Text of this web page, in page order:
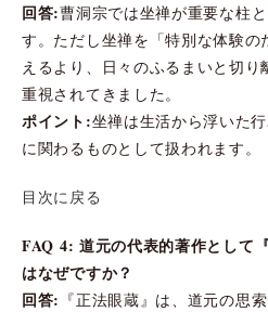
回答:曹洞宗では坐禅が重要な柱
す。ただし坐禅を「特別な体験の
えるより、日々のふるまいと切
重視されてきました。
ポイント:坐禅は生活から浮いた
に関わるものとして扱われます。
目次に戻る
FAQ 4: 道元の代表的著作として
はなぜですか？
回答: 『正法眼蔵』は、道元の思